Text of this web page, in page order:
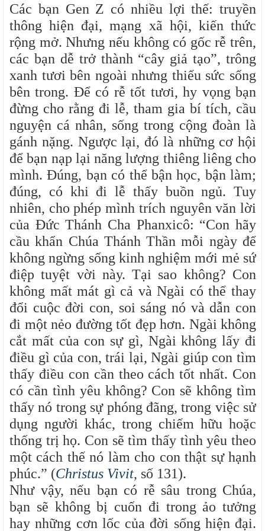
Các bạn Gen Z có nhiều lợi thế: truyền
thông hiện đại, mạng xã hội, kiến thức
rộng mở. Nhưng nếu không có gốc rễ trên,
các bạn dễ trở thành “cây giả tạo”, trông
xanh tươi bên ngoài nhưng thiếu sức sống
bên trong. Để có rễ tốt tươi, hy vọng bạn
đừng cho rằng đi lễ, tham gia bí tích, cầu
nguyện cá nhân, sống trong cộng đoàn là
gánh nặng. Ngược lại, đó là những cơ hội
để bạn nạp lại năng lượng thiêng liêng cho
mình. Đúng, bạn có thể bận học, bận làm;
đúng, có khi đi lễ thấy buồn ngủ. Tuy
nhiên, cho phép mình trích nguyên văn lời
của Đức Thánh Cha Phanxicô: “Con hãy
cầu khẩn Chúa Thánh Thần mỗi ngày để
không ngừng sống kinh nghiệm mới mẻ sứ
điệp tuyệt vời này. Tại sao không? Con
không mất mát gì cả và Ngài có thể thay
đổi cuộc đời con, soi sáng nó và dẫn con
đi một nẻo đường tốt đẹp hơn. Ngài không
cắt mất của con sự gì, Ngài không lấy đi
điều gì của con, trái lại, Ngài giúp con tìm
thấy điều con cần theo cách tốt nhất. Con
có cần tình yêu không? Con sẽ không tìm
thấy nó trong sự phóng đãng, trong việc sử
dụng người khác, trong chiếm hữu hoặc
thống trị họ. Con sẽ tìm thấy tình yêu theo
một cách thế nó làm cho con thật sự hạnh
phúc.” (Christus Vivit, số 131).
Như vậy, nếu bạn có rễ sâu trong Chúa,
bạn sẽ không bị cuốn đi trong ảo tưởng
hay những cơn lốc của đời sống hiện đại.